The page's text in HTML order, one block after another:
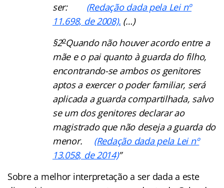
ser: (Redação dada pela Lei nº
11.698, de 2008). (…)
§2oQuando não houver acordo entre a
mãe e o pai quanto à guarda do filho,
encontrando-se ambos os genitores
aptos a exercer o poder familiar, será
aplicada a guarda compartilhada, salvo
se um dos genitores declarar ao
magistrado que não deseja a guarda do
menor. (Redação dada pela Lei nº
13.058, de 2014)”
Sobre a melhor interpretação a ser dada a este